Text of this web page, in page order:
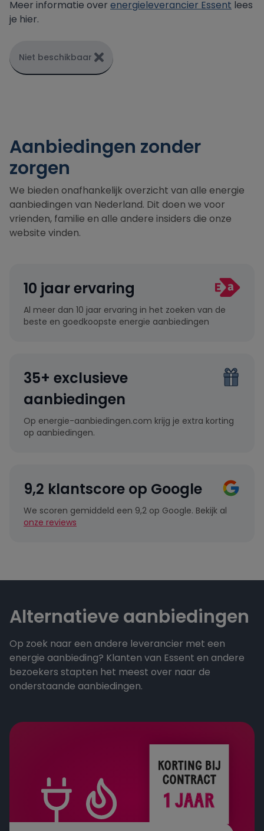
Meer informatie over energieleverancier Essent lees
je hier.
Niet beschikbaar
Aanbiedingen zonder
zorgen
We bieden onafhankelijk overzicht van alle energie
aanbiedingen van Nederland. Dit doen we voor
vrienden, familie en alle andere insiders die onze
website vinden.
10 jaar ervaring
Al meer dan 10 jaar ervaring in het zoeken van de
beste en goedkoopste energie aanbiedingen
35+ exclusieve
aanbiedingen
Op energie-aanbiedingen.com krijg je extra korting
op aanbiedingen.
9,2 klantscore op Google
We scoren gemiddeld een 9,2 op Google. Bekijk al
onze reviews
Alternatieve aanbiedingen
Op zoek naar een andere leverancier met een
energie aanbieding? Klanten van Essent en andere
bezoekers stapten het meest over naar de
onderstaande aanbiedingen.